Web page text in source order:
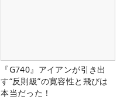
『G740』アイアンが引き出
す“反則級”の寛容性と飛びは
本当だった！